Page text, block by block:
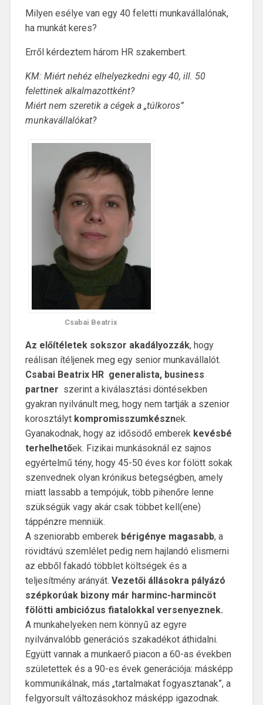
Milyen esélye van egy 40 feletti munkavállalónak,
ha munkát keres?
Erről kérdeztem három HR szakembert.
KM: Miért nehéz elhelyezkedni egy 40, ill. 50
felettinek alkalmazottként?
Miért nem szeretik a cégek a „túlkoros”
munkavállalókat?
Csabai Beatrix
Az előítéletek sokszor akadályozzák, hogy
reálisan ítéljenek meg egy senior munkavállalót.
Csabai Beatrix HR generalista, business
partner szerint a kiválasztási döntésekben
gyakran nyilvánult meg, hogy nem tartják a szenior
korosztályt kompromisszumkésznek.
Gyanakodnak, hogy az idősödő emberek kevésbé
terhelhetőek. Fizikai munkásoknál ez sajnos
egyértelmű tény, hogy 45-50 éves kor fölött sokak
szenvednek olyan krónikus betegségben, amely
miatt lassabb a tempójuk, több pihenőre lenne
szükségük vagy akár csak többet kell(ene)
táppénzre menniük.
A szeniorabb emberekbérigénye magasabb, a
rövidtávú szemlélet pedig nem hajlandó elismerni
az ebből fakadó többlet költségek és a
teljesítmény arányát. Vezetői állásokra pályázó
szépkorúak bizony már harminc-harmincöt
fölötti ambiciózus fiatalokkal versenyeznek.
A munkahelyeken nem könnyű az egyre
nyilvánvalóbb generációs szakadékot áthidalni.
Együtt vannak a munkaerő piacon a 60-as években
születettek és a 90-es évek generációja: másképp
kommunikálnak, más „tartalmakat fogyasztanak”, a
felgyorsult változásokhoz másképp igazodnak.